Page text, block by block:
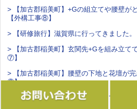
> 【加古郡稲美町】+Gの組立てや腰壁が
【外構工事⑧】
> 【研修旅行】滋賀県に行ってきました。
> 【加古郡稲美町】玄関先+Gを組み立て
⑦】
> 【加古郡稲美町】腰壁の下地と花壇が
⑥】
> 【加古郡稲美町】花壇をつくっていき